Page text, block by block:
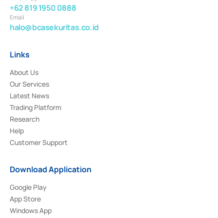
+62 819 1950 0888
Email
halo@bcasekuritas.co.id
Links
About Us
Our Services
Latest News
Trading Platform
Research
Help
Customer Support
Download Application
Google Play
App Store
Windows App